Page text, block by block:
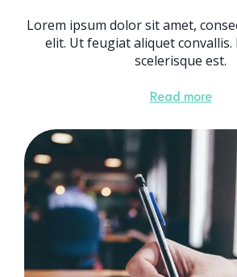
Lorem ipsum dolor sit amet,
elit. Ut feugiat aliquet
scelerisque est.
Read more